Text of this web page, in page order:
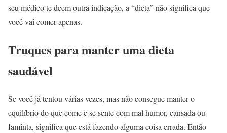
seu médico te deem outra indicação, a “dieta” não significa que
você vai comer apenas.
Truques para manter uma dieta
saudável
Se você já tentou várias vezes, mas não consegue manter o
equilíbrio do que come e se sente com mal humor, cansada ou
faminta, significa que está fazendo alguma coisa errada. Então